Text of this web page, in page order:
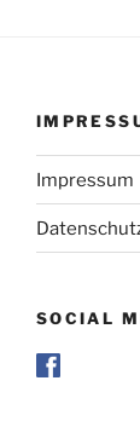
Impressum
SOCIAL